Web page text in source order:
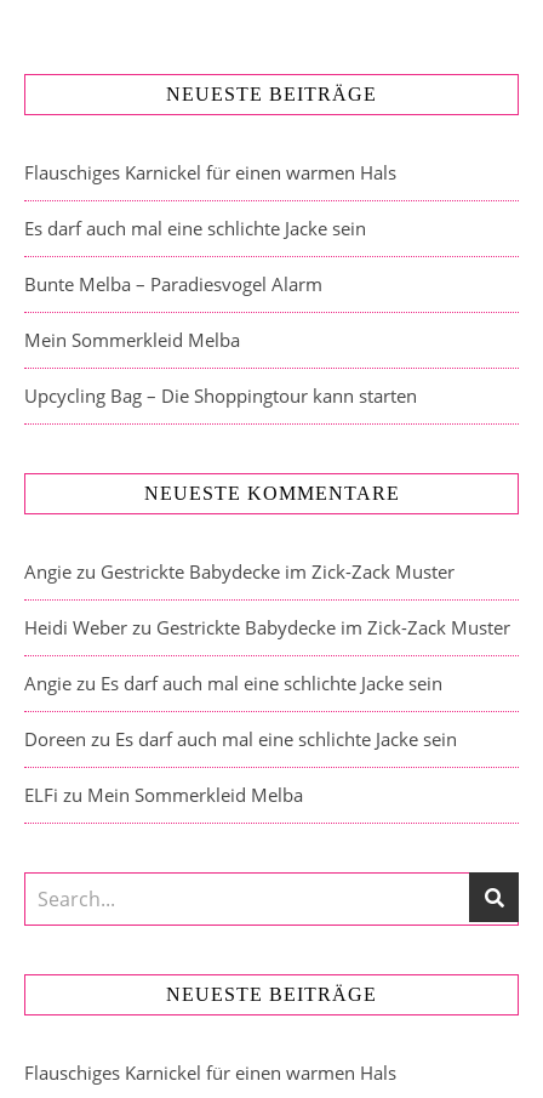
NEUESTE BEITRÄGE
Flauschiges Karnickel für einen warmen Hals
Es darf auch mal eine schlichte Jacke sein
Bunte Melba – Paradiesvogel Alarm
Mein Sommerkleid Melba
Upcycling Bag – Die Shoppingtour kann starten
NEUESTE KOMMENTARE
Angie zu Gestrickte Babydecke im Zick-Zack Muster
Heidi Weber zu Gestrickte Babydecke im Zick-Zack Muster
Angie zu Es darf auch mal eine schlichte Jacke sein
Doreen zu Es darf auch mal eine schlichte Jacke sein
ELFi zu Mein Sommerkleid Melba
NEUESTE BEITRÄGE
Flauschiges Karnickel für einen warmen Hals